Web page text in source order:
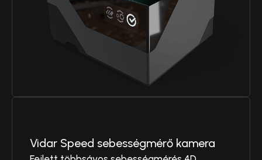
Vidar Speed sebességmérő kamera